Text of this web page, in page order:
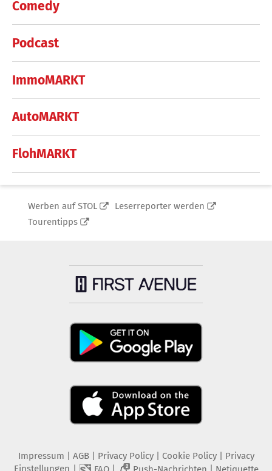
Comedy
Podcast
ImmoMARKT
AutoMARKT
FlohMARKT
Werben auf STOL
Leserreporter werden
Tourentipps
Impressum AGB Privacy Policy| Cookie Policy| Privacy
2